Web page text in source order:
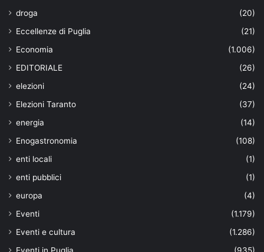
droga
(20)
Eccellenze di Puglia
(21)
Economia
(1.006)
EDITORIALE
(26)
elezioni
(24)
Elezioni Taranto
(37)
energia
(14)
Enogastronomia
(108)
enti locali
(1)
enti pubblici
(1)
europa
(4)
Eventi
(1.179)
Eventi e cultura
(1.286)